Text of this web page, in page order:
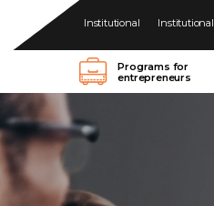
Institutional Institutional
Programs for
entrepreneurs